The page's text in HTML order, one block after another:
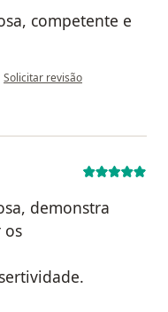
competente e
na opinião do utilizador HG
Solicitar revisão
demonstra
os